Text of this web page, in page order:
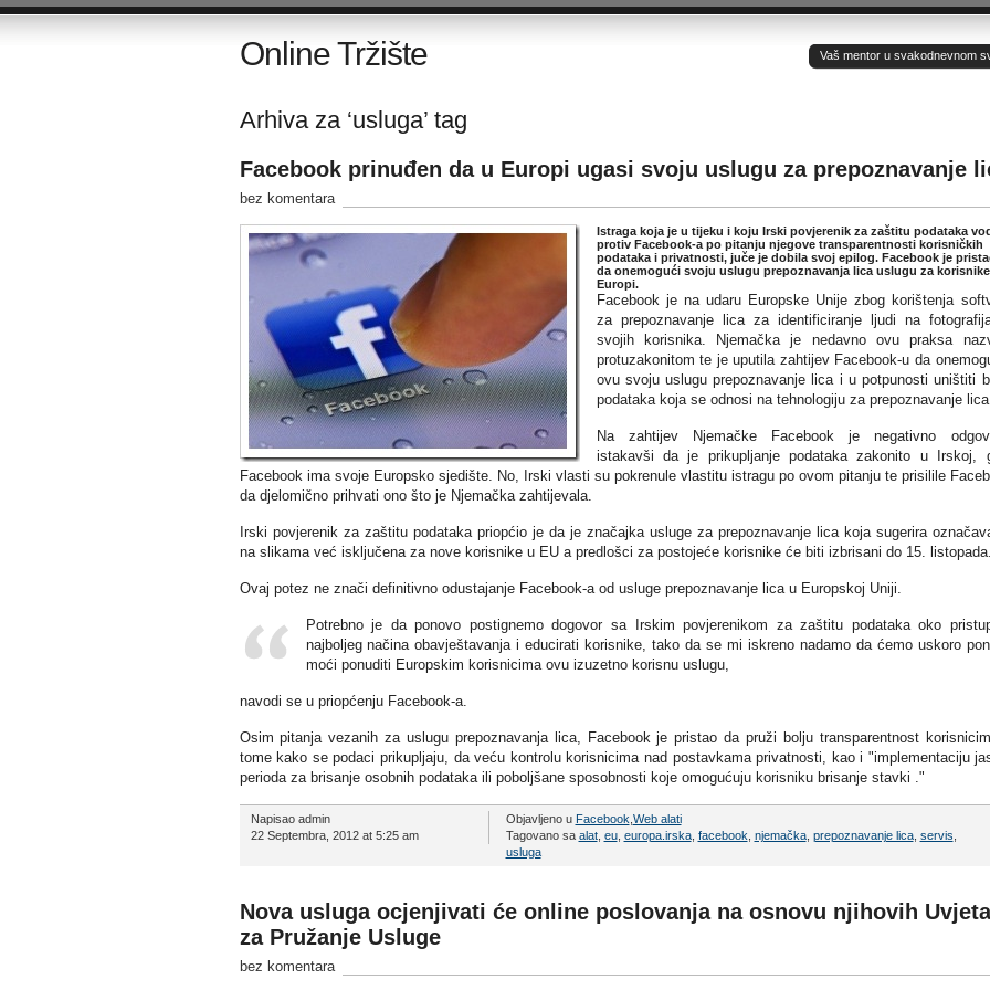
Online Tržište Vaš mentor u svakodnevnom
Arhiva za ‘usluga’ tag
Facebook prinuđen da u Europi ugasi svoju uslugu za prepoznavanje
bez komentara
Istraga koja je u tijeku i koju Irski povjerenik za zaštitu podataka
protiv Facebook-a po pitanju njegove transparentnosti korisničkih
podataka i privatnosti, juče je dobila svoj epilog. Facebook je
da onemogući svoju uslugu prepoznavanja lica uslugu za
Europi.
Facebook je na udaru Europske Unije zbog korištenja
za prepoznavanje lica za identificiranje ljudi na
svojih korisnika. Njemačka je nedavno ovu praksa
protuzakonitom te je uputila zahtijev Facebook-u da
ovu svoju uslugu prepoznavanje lica i u potpunosti uništiti
podataka koja se odnosi na tehnologiju za prepoznavanje
Na zahtijev Njemačke Facebook je negativno
istakavši da je prikupljanje podataka zakonito u Irskoj,
Facebook ima svoje Europsko sjedište. No, Irski vlasti su pokrenule vlastitu istragu po ovom pitanju te prisilile
da djelomično prihvati ono što je Njemačka zahtijevala.
Irski povjerenik za zaštitu podataka priopćio je da je značajka usluge za prepoznavanje lica koja sugerira
na slikama već isključena za nove korisnike u EU a predlošci za postojeće korisnike će biti izbrisani do 15. listopada.
Ovaj potez ne znači definitivno odustajanje Facebook-a od usluge prepoznavanje lica u Europskoj Uniji.
Potrebno je da ponovo postignemo dogovor sa Irskim povjerenikom za zaštitu podataka oko
najboljeg načina obavještavanja i educirati korisnike, tako da se mi iskreno nadamo da ćemo uskoro
moći ponuditi Europskim korisnicima ovu izuzetno korisnu uslugu,
navodi se u priopćenju Facebook-a.
Osim pitanja vezanih za uslugu prepoznavanja lica, Facebook je pristao da pruži bolju transparentnost
tome kako se podaci prikupljaju, da veću kontrolu korisnicima nad postavkama privatnosti, kao i "implementaciju
perioda za brisanje osobnih podataka ili poboljšane sposobnosti koje omogućuju korisniku brisanje stavki ."
Napisao admin
22 Septembra, 2012 at 5:25 am
Objavljeno u Facebook Web alati
Tagovano sa alat, eu, europa.irska, facebook njemačka, prepoznavanje lica, servis
usluga
Nova usluga ocjenjivati će online poslovanja na osnovu njihovih Uvjeta
za Pružanje Usluge
bez komentara